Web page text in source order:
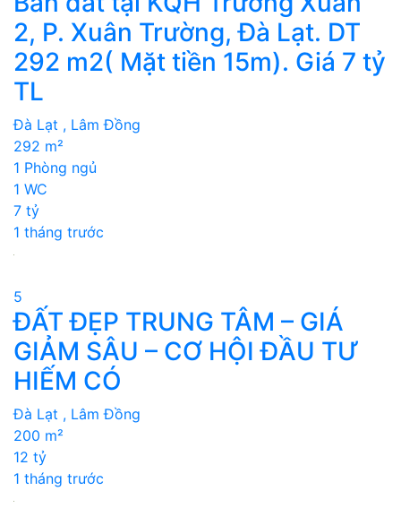
2, P. Xuân Trường, Đà Lạt. DT
292 m2( Mặt tiền 15m). Giá 7 tỷ
TL
Đà Lạt , Lâm Đồng
292 m²
1 Phòng ngủ
1 WC
7 tỷ
1 tháng trước
5
ĐẤT ĐẸP TRUNG TÂM – GIÁ
GIẢM SÂU – CƠ HỘI ĐẦU TƯ
HIẾM CÓ
Đà Lạt , Lâm Đồng
200 m²
12 tỷ
1 tháng trước